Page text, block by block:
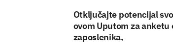
Otključajte potencijal
ovom Uputom za anketu
zaposlenika,